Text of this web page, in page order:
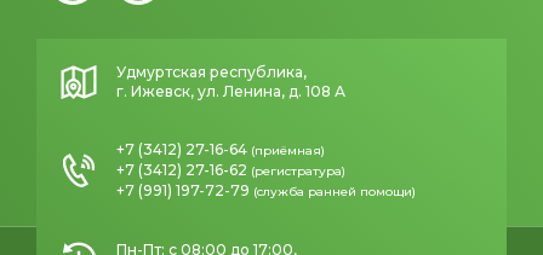
Удмуртская республика,
г. Ижевск, ул. Ленина, д. 108 А
+7 (3412) 27-16-64 (приёмная)
+7 (3412) 27-16-62 (регистратура)
+7 (991) 197-72-79 (служба ранней помощи)
Пн-Пт: с 08:00 до 17:00,